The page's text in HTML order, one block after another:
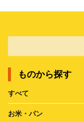
ものから探す
すべて
お米・パン